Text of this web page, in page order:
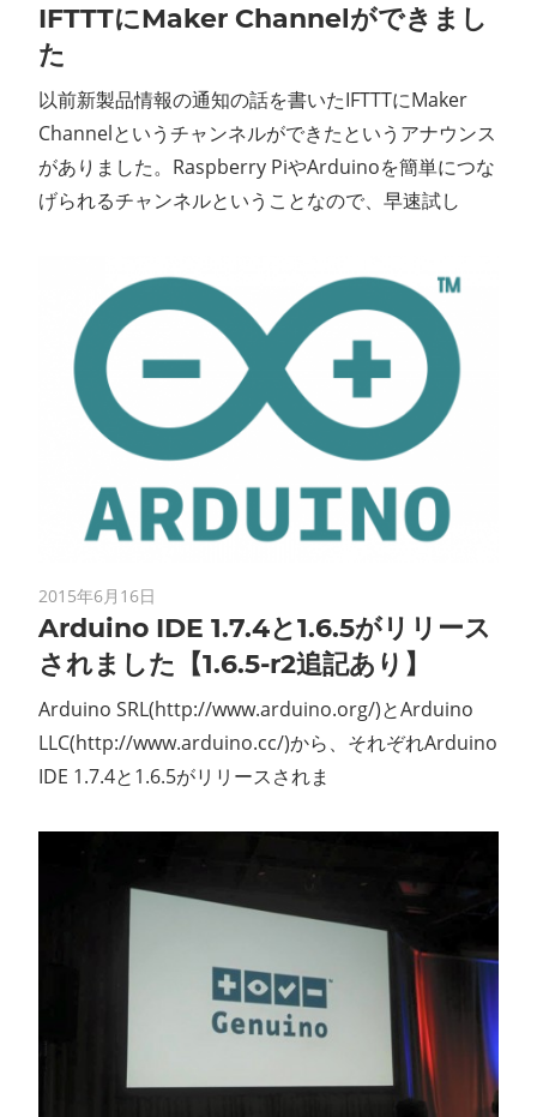
ジ
ン
IFTTTにMaker Channelができまし
た
以前新製品情報の通知の話を書いたIFTTTにMaker
Channelというチャンネルができたというアナウンス
がありました。Raspberry PiやArduinoを簡単につな
げられるチャンネルということなので、早速試し
2015年6月16日
Arduino IDE 1.7.4と1.6.5がリリース
されました【1.6.5-r2追記あり】
Arduino SRL(http://www.arduino.org/)とArduino
LLC(http://www.arduino.cc/)から、それぞれArduino
IDE 1.7.4と1.6.5がリリースされま